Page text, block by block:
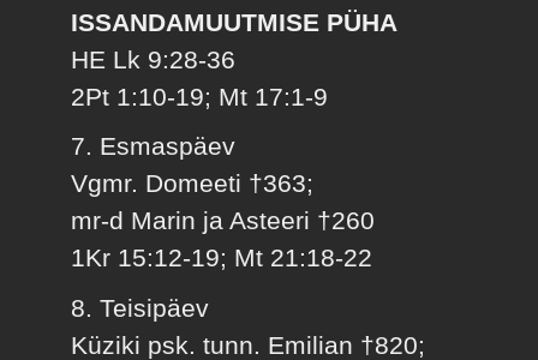
ISSANDAMUUTMISE PÜHA
HE Lk 9:28-36
2Pt 1:10-19; Mt 17:1-9
7. Esmaspäev
Vgmr. Domeeti †363;
mr-d Marin ja Asteeri †260
1Kr 15:12-19; Mt 21:18-22
8. Teisipäev
Küziki psk. tunn. Emilian †820;